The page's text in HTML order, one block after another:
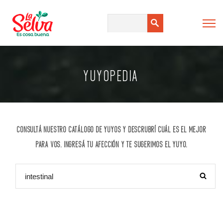
YUYOPEDIA
CONSULTÁ NUESTRO CATÁLOGO DE YUYOS Y DESCRUBRÍ CUÁL ES EL MEJOR
PARA VOS. INGRESÁ TU AFECCIÓN Y TE SUGERIMOS EL YUYO.